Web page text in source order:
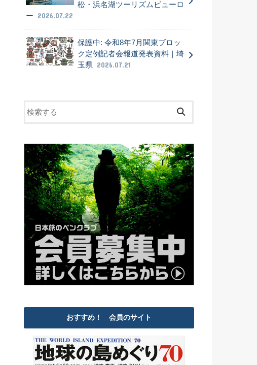
松・浜名湖ツーリズムビューロ
ー
2026.07.22
保護中: 令和8年7月関東ブロッ
ク定例記者会報道発表資料｜埼
玉県
2026.07.21
おすすめ！ 会員のサイト